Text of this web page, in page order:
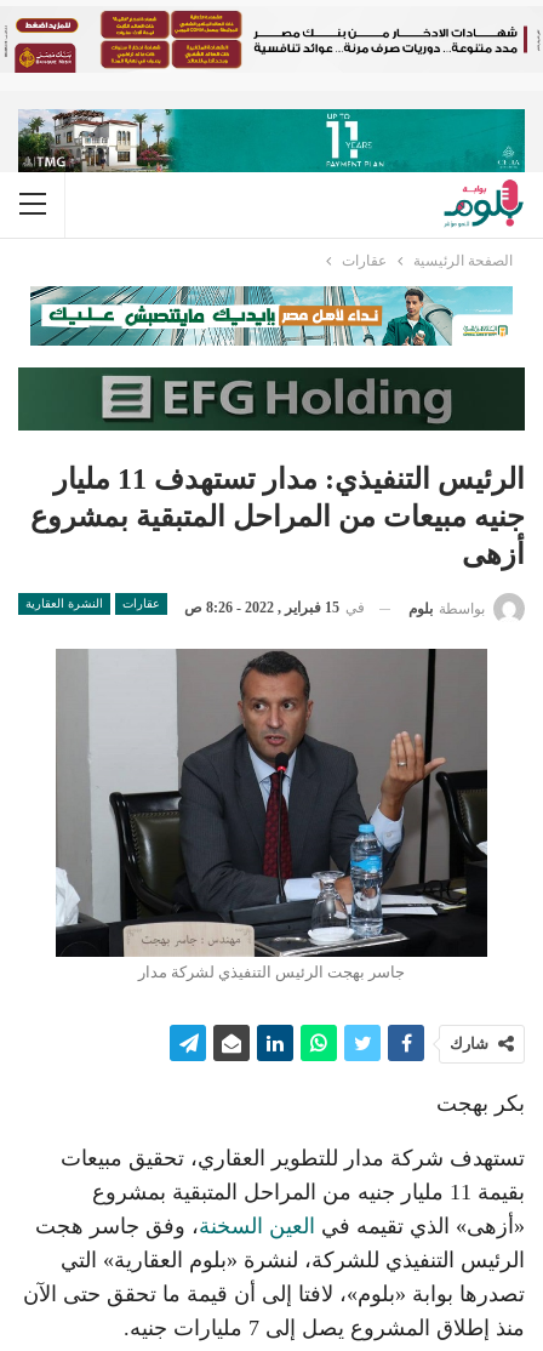
الصفحة الرئيسية عقارات
الرئيس التنفيذي: مدار تستهدف 11 مليار
جنيه مبيعات من المراحل المتبقية بمشروع
أزهى
عقارات النشرة العقارية بواسطة بلوم في 15 فبراير , 2022 - 8:26 ص
جاسر بهجت الرئيس التنفيذي لشركة مدار
شارك
بكر بهجت
تستهدف شركة مدار للتطوير العقاري، تحقيق مبيعات
بقيمة 11 مليار جنيه من المراحل المتبقية بمشروع
«أزهى» الذي تقيمه في العين السخنة، وفق جاسر هجت
الرئيس التنفيذي للشركة، لنشرة «بلوم العقارية» التي
تصدرها بوابة «بلوم»، لافتا إلى أن قيمة ما تحقق حتى الآن
منذ إطلاق المشروع يصل إلى 7 مليارات جنيه.